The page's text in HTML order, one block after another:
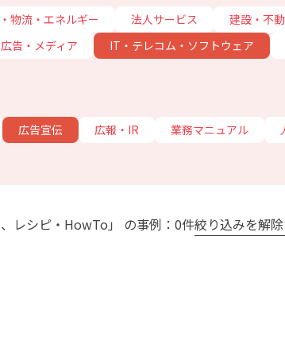
物流・エネルギー 法人サービス
建設・不
広告・メディア
IT・テレコム・ソフトウェア
広告宣伝 広報・IR 業務マニュアル
レシピ・HowTo」 の事例：0件絞り込みを解